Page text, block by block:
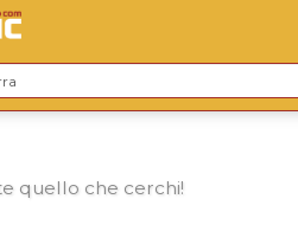
quello che cerchi!